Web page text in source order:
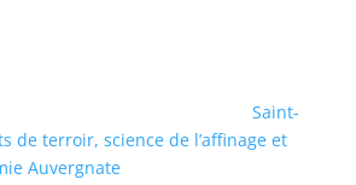
Saint-
de terroir, science de l’affinage et
Auvergnate